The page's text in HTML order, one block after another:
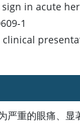
in acute
1
重的眼痛、